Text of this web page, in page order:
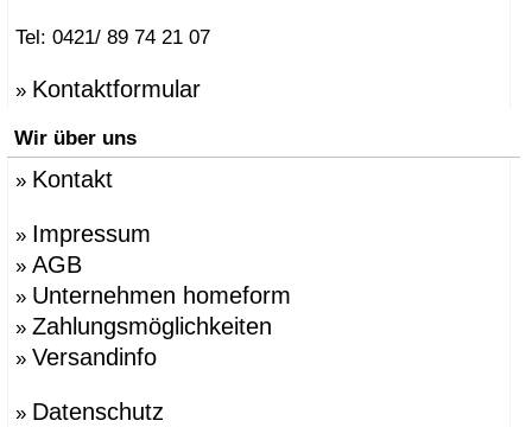
Tel: 0421/ 89 74 21 07
» Kontaktformular
Wir über uns
» Kontakt
» Impressum
» AGB
» Unternehmen homeform
» Zahlungsmöglichkeiten
» Versandinfo
» Datenschutz